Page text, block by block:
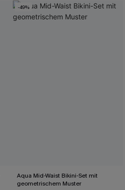
-49%
Aqua Mid-Waist Bikini-Set mit
geometrischem Muster